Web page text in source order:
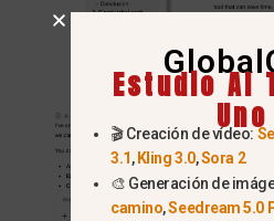
Estudio AI
Uno
🎬 Creación de vídeo:
3.1, Kling 3.0,Sora 2
🎨 Generación de
camino,Seedream 5.0